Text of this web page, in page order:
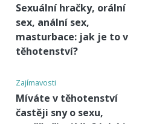
Sexuální hračky, orální
sex, anální sex,
masturbace: jak je to v
těhotenství?
Zajímavosti
Míváte v těhotenství
častěji sny o sexu,